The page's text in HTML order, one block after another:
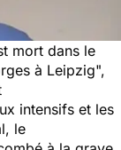
mort dans le
à Leipzig",
intensifs et les
le